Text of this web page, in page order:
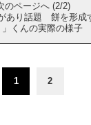
のページへ (2/2)
あり話題 餅を形成
」くんの実際の様子
1 2